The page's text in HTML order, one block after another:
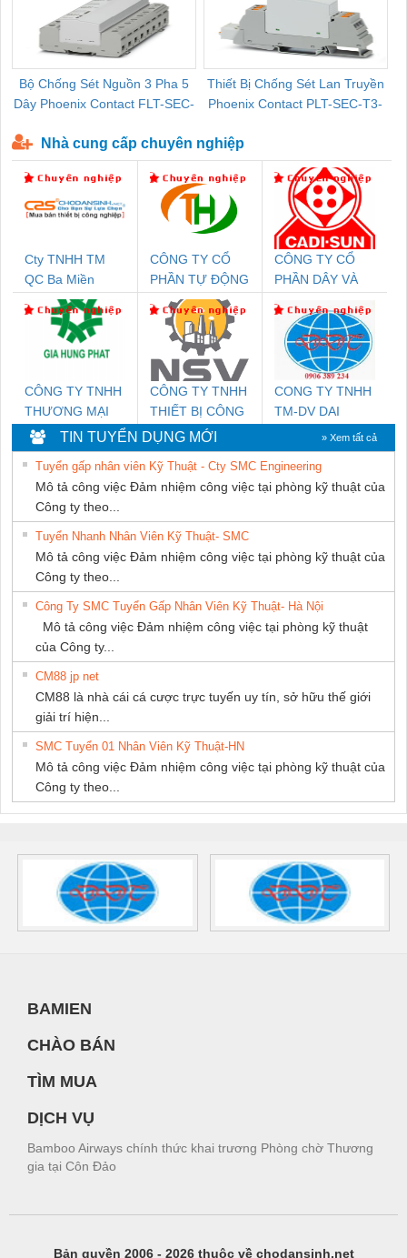
Bộ Chống Sét Nguồn 3 Pha 5
Dây Phoenix Contact FLT-SEC-
Thiết Bị Chống Sét Lan Truyền
Phoenix Contact PLT-SEC-T3-
Nhà cung cấp chuyên nghiệp
Cty TNHH TM
QC Ba Miền
CÔNG TY CỔ
PHẦN TỰ ĐỘNG
TIẾN HƯNG
CÔNG TY CỔ
PHẦN DÂY VÀ
THƯỢNG ĐÌNH
CÔNG TY TNHH
THƯƠNG MẠI
DỊCH VỤ KỸ
THUẬT ĐIỆN CƠ
GIA HƯNG PHÁT
CÔNG TY TNHH
THIẾT BỊ CÔNG
NGHIỆP NIHON
SETSUBI VIỆT
NAM
CONG TY TNHH
TM-DV DAI
DONG THANH
TIN TUYỂN DỤNG MỚI » Xem tất cả
Tuyển gấp nhân viên Kỹ Thuật - Cty SMC Engineering
Mô tả công việc Đảm nhiệm công việc tại phòng kỹ thuật của
Công ty theo...
Tuyển Nhanh Nhân Viên Kỹ Thuật- SMC
Mô tả công việc Đảm nhiệm công việc tại phòng kỹ thuật của
Công ty theo...
Công Ty SMC Tuyển Gấp Nhân Viên Kỹ Thuật- Hà Nội
Mô tả công việc Đảm nhiệm công việc tại phòng kỹ thuật
của Công ty...
CM88 jp net
CM88 là nhà cái cá cược trực tuyến uy tín, sở hữu thế giới
giải trí hiện...
SMC Tuyển 01 Nhân Viên Kỹ Thuật-HN
Mô tả công việc Đảm nhiệm công việc tại phòng kỹ thuật của
Công ty theo...
BAMIEN
CHÀO BÁN
TÌM MUA
DỊCH VỤ
Bamboo Airways chính thức khai trương Phòng chờ Thương
gia tại Côn Đảo
Bản quyền 2006 - 2026 thuộc về chodansinh.net